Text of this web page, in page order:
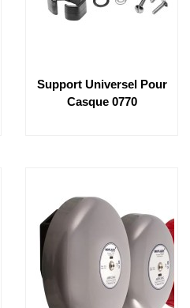
Support Universel Pour
Casque 0770